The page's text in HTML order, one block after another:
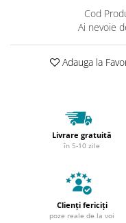
Cod
Ai nevoie
Adauga la
Livrare gratuită
în 5-10 zile
Clienți fericiți
poze reale de la voi